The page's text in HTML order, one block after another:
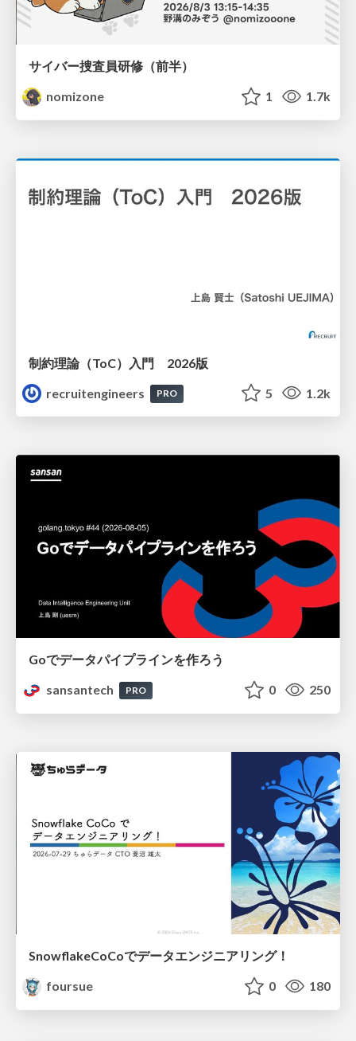
サイバー捜査員研修（前半）
nomizone
1 1.7k
制約理論（ToC）入門 2026版
recruitengineers
PRO 5 1.2k
Goでデータパイプラインを作ろう
sansantech
PRO 0 250
SnowflakeCoCoでデータエンジニアリング！
foursue
0 180